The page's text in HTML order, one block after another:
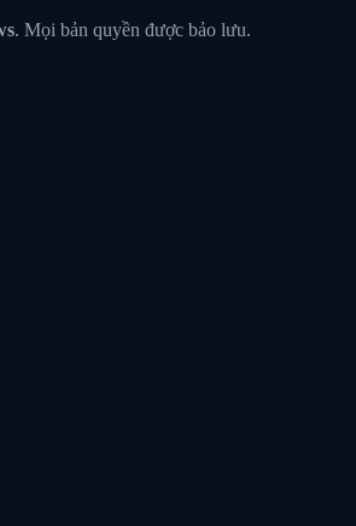
. Mọi bản quyền được bảo lưu.